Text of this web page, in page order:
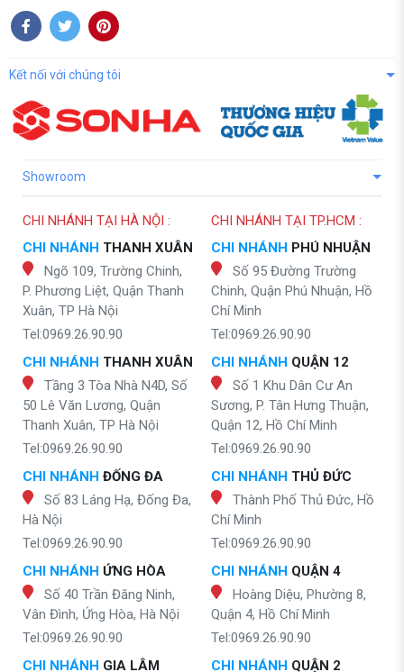
Kết nối với chúng tôi
Showroom
CHI NHÁNH TẠI HÀ NỘI :
CHI NHÁNH THANH XUÂN
Ngõ 109, Trường Chinh,
P. Phương Liệt, Quận Thanh
Xuân, TP Hà Nội
Tel:0969.26.90.90
CHI NHÁNH THANH XUÂN
Tầng 3 Tòa Nhà N4D, Số
50 Lê Văn Lương, Quận
Thanh Xuân, TP Hà Nội
Tel:0969.26.90.90
CHI NHÁNH ĐỐNG ĐA
Số 83 Láng Hạ, Đống Đa,
Hà Nội
Tel:0969.26.90.90
CHI NHÁNH ỨNG HÒA
Số 40 Trần Đăng Ninh,
Vân Đình, Ứng Hòa, Hà Nội
Tel:0969.26.90.90
CHI NHÁNH GIA LÂM
CHI NHÁNH TẠI TP.HCM :
CHI NHÁNH PHÚ NHUẬN
Số 95 Đường Trường
Chinh, Quận Phú Nhuận, Hồ
Chí Minh
Tel:0969.26.90.90
CHI NHÁNH QUẬN 12
Số 1 Khu Dân Cư An
Sương, P. Tân Hưng Thuận,
Quận 12, Hồ Chí Minh
Tel:0969.26.90.90
CHI NHÁNH THỦ ĐỨC
Thành Phố Thủ Đức, Hồ
Chí Minh
Tel:0969.26.90.90
CHI NHÁNH QUẬN 4
Hoàng Diệu, Phường 8,
Quận 4, Hồ Chí Minh
Tel:0969.26.90.90
CHI NHÁNH QUẬN 2